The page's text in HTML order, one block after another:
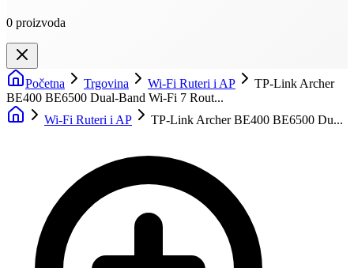
0 proizvoda
Početna Trgovina Wi-Fi Ruteri i AP
TP-Link Archer
BE400 BE6500 Dual-Band Wi-Fi 7 Rout...
Wi-Fi Ruteri i AP
TP-Link Archer BE400 BE6500 Du...